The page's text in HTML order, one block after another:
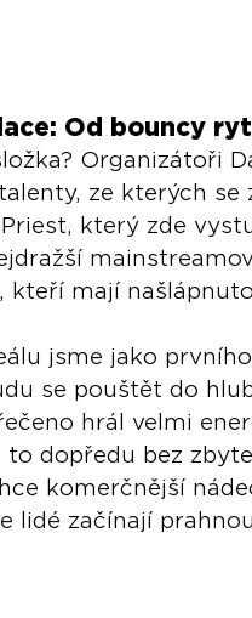
Od bouncy
Organizátoři
ze kterých
který zde
kteří mají
jsme jako
se pouštět do
hrál velmi
to dopředu bez
komerčnější
lidé začínají